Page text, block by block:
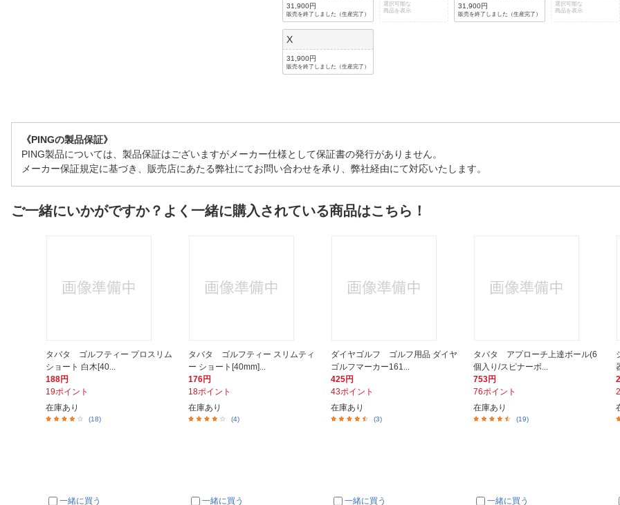
31,900円
販売を終了しました（生産完了）
選択可能な
商品を表示
31,900円
販売を終了しました（生産完了）
選択可能な
商品を表示
X
31,900円
販売を終了しました（生産完了）
《PINGの製品保証》
PING製品については、製品保証はございますがメーカー仕様として保証書の発行がありません。
メーカー保証規定に基づき、販売店にあたる弊社にてお問い合わせを承り、弊社経由にて対応いたします。
ご一緒にいかがですか？よく一緒に購入されている商品はこちら！
タバタ ゴルフティー プロスリム
ショート 白木[40...
188円
19ポイント
在庫あり
(18)
一緒に買う
タバタ ゴルフティー スリムティ
ー ショート[40mm]...
176円
18ポイント
在庫あり
(4)
一緒に買う
ダイヤゴルフ ゴルフ用品 ダイヤ
ゴルフマーカー161...
425円
43ポイント
在庫あり
(3)
一緒に買う
タバタ アプローチ上達ボール(6
個入り/スピナーボ...
753円
76ポイント
在庫あり
(19)
一緒に買う